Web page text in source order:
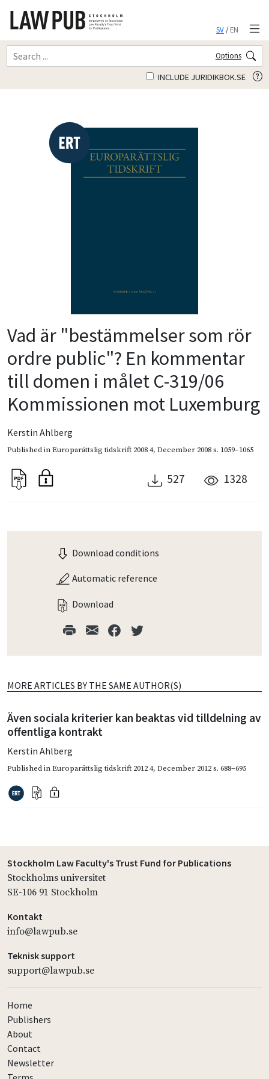
SV/EN
Options
INCLUDE JURIDIKBOK.SE
Vad är "bestämmelser som rör
ordre public"? En kommentar
till domen i målet C-319/06
Kommissionen mot Luxemburg
Kerstin Ahlberg
Published inEuroparättslig tidskrift 2008 4, December 2008s. 1059–1065
527 1328
Download conditions
Automatic reference
Download
MORE ARTICLES BY THE SAME AUTHOR(S)
Även sociala kriterier kan beaktas vid tilldelning av
offentliga kontrakt
Kerstin Ahlberg
Published inEuroparättslig tidskrift 2012 4, December 2012s. 688–695
Stockholm Law Faculty's Trust Fund for Publications
Stockholms universitet
SE-106 91 Stockholm
Kontakt
info@lawpub.se
Teknisk support
support@lawpub.se
Home
Publishers
About
Contact
Newsletter